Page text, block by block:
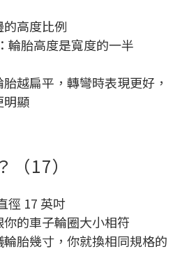
高度比例
輪胎高度是寬度的一半
越扁平，轉彎時表現更好，
明顯
17）
徑 17 英吋
的車子輪圈大小相符
胎幾寸，你就換相同規格的